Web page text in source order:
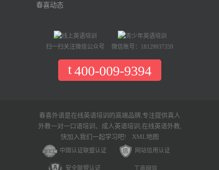
春喜动态
扫一扫关注微信公众号 微信账号：18129937359
400-009-9394
春喜外语是在线英语培训的高端品牌,专注提供真人
外教一对一口语培训、成人英语培训;在线英语外教,
快加入我们一起学习吧! XML地图
中国认证联盟认证 网站信用认证
安全联盟认证